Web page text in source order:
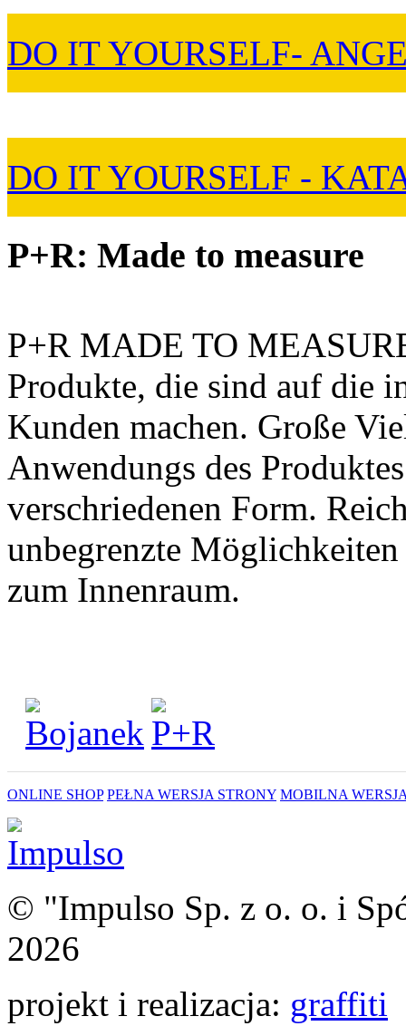
DO IT YOURSELF-
DO IT YOURSELF -
P+R: Made to measure
P+R MADE TO
Produkte, die sind auf die
Kunden machen. Große
Anwendungs des
verschriedenen Form.
unbegrenzte
zum Innenraum.
ONLINE SHOP PEŁNA WERSJA STRONY MOBILNA
© "Impulso Sp. z o. o. i
2026
projekt i realizacja: graffiti